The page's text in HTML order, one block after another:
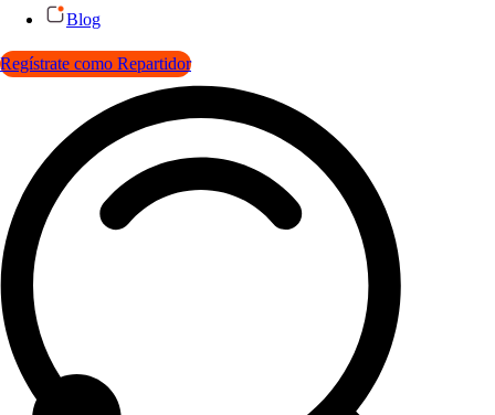
Blog
Regístrate como Repartidor